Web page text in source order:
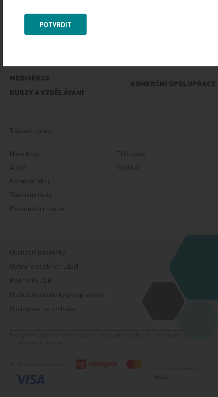
MEDISEKCE
KURZY A VZDĚLÁVÁNÍ
KOMERČNÍ SPOLUPRÁCE
Tiskové zprávy
Naše tituly
Autoři
Kalendář akcí
Znalostní testy
Personální inzerce
Přihlášení
Kontakt
Obchodní podmínky
Ochrana osobních údajů
Podmínky užití
Obchodní podmínky předplatného
Odstoupení od smlouvy
POTVRDIT